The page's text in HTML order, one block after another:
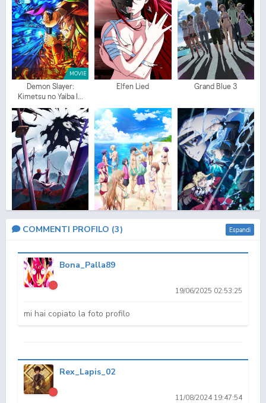
MOVIE
Demon Slayer:
Kimetsu no Yaiba I...
Elfen Lied Grand Blue 3
Bleach: Sennen
Grand Blue 2
That Time I Got
Reincarnated as ...
Grand Blue Saga of Tanya the Evil 2
COMMENTI PROFILO (3) Espandi
Bona_Palla89
19/06/2025 02:53:25
mi hai copiato la foto profilo
Rex_Lapis_02
11/08/2024 19:47:54